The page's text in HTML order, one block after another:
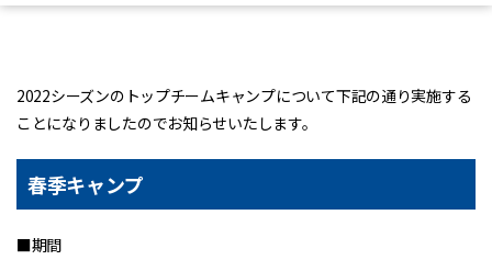
2022シーズンのトップチームキャンプについて下記の通り実施する
ことになりましたのでお知らせいたします。
春季キャンプ
■期間